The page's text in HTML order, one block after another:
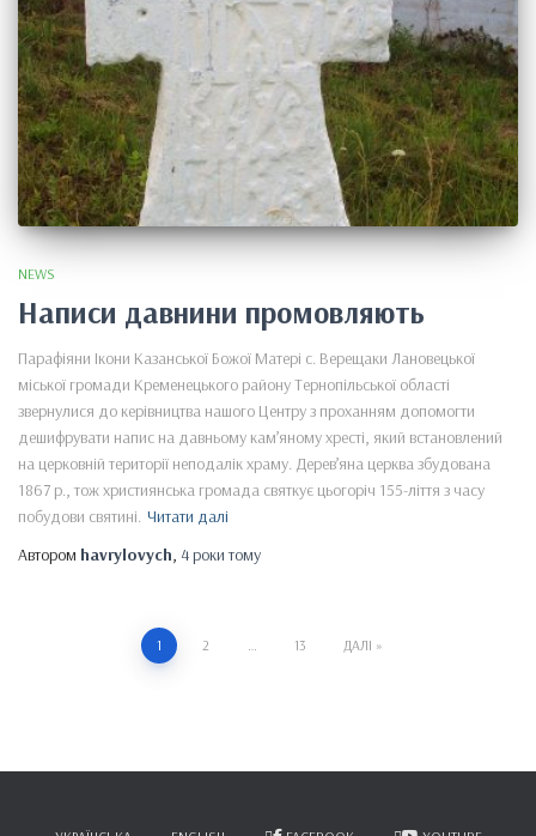
NEWS
Написи давнини промовляють
Парафіяни Ікони Казанської Божої Матері с. Верещаки Лановецької
міської громади Кременецького району Тернопільської області
звернулися до керівництва нашого Центру з проханням допомогти
дешифрувати напис на давньому кам’яному хресті, який встановлений
на церковній території неподалік храму. Дерев’яна церква збудована
1867 р., тож християнська громада святкує цьогоріч 155-ліття з часу
побудови святині. Читати далі
Автором havrylovych, 4 рокитому
Пагінація 1 2 13 ДАЛІ